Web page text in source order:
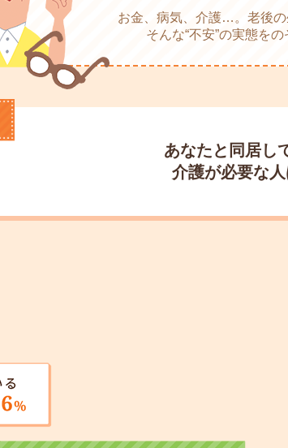
お金、病気、介護…。老後の
そんな“不安”の実態を
あなたと同居し
介護が必要な